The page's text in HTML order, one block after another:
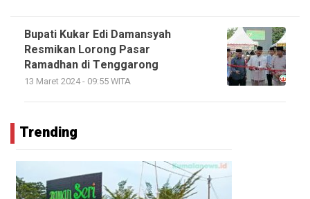
Bupati Kukar Edi Damansyah
Resmikan Lorong Pasar
Ramadhan di Tenggarong
13 Maret 2024 - 09:55 WITA
Trending